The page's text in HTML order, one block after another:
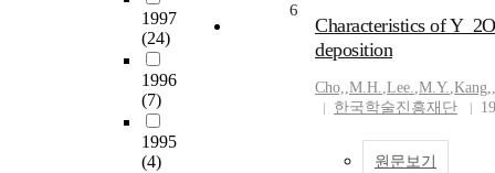
1997
(24)
1996
(7)
1995
(4)
6
Characteristics of
deposition
Cho,,M.H.,Lee.,M.Y.,Kang,,
한국학술진흥재단
원문보기